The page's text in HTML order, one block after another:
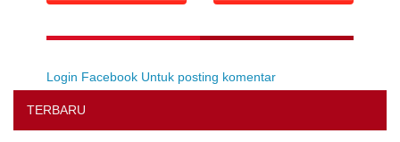
Login Facebook Untuk posting komentar
TERBARU